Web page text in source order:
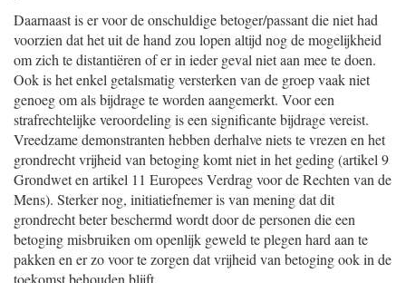
Daarnaast is er voor de onschuldige betoger/passant die niet had
voorzien dat het uit de hand zou lopen altijd nog de mogelijkheid
om zich te distantiëren of er in ieder geval niet aan mee te doen.
Ook is het enkel getalsmatig versterken van de groep vaak niet
genoeg om als bijdrage te worden aangemerkt. Voor een
strafrechtelijke veroordeling is een significante bijdrage vereist.
Vreedzame demonstranten hebben derhalve niets te vrezen en het
grondrecht vrijheid van betoging komt niet in het geding (artikel 9
Grondwet en artikel 11 Europees Verdrag voor de Rechten van de
Mens). Sterker nog, initiatiefnemer is van mening dat dit
grondrecht beter beschermd wordt door de personen die een
betoging misbruiken om openlijk geweld te plegen hard aan te
pakken en er zo voor te zorgen dat vrijheid van betoging ook in de
toekomst behouden blijft.